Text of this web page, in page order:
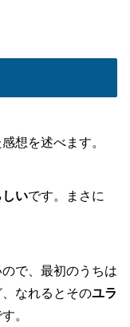
想を述べます。
いです。まさに
で、最初のうちは
なれるとそのユラ
。